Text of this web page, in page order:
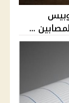
أتوبيس
...